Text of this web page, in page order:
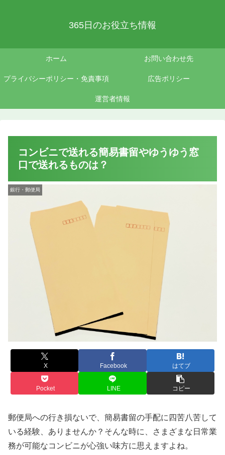
365日のお役立ち情報
ホーム お問い合わせ先
プライバシーポリシー・免責事項 広告ポリシー
運営者情報
コンビニで送れる簡易書留やゆうゆう窓
口で送れるものは？
銀行・郵便局
X Facebook はてブ
Pocket LINE コピー
郵便局への行き損ないで、簡易書留の手配に四苦八苦して
いる経験、ありませんか？そんな時に、さまざまな日常業
務が可能なコンビニが心強い味方に思えますよね。